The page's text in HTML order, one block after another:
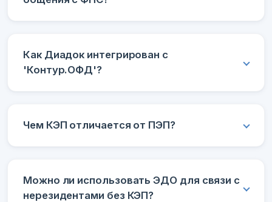
Как Диадок интегрирован с
'Контур.ОФД'?
Чем КЭП отличается от ПЭП?
Можно ли использовать ЭДО для связи с
нерезидентами без КЭП?